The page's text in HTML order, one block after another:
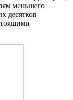
меньшего
десятков